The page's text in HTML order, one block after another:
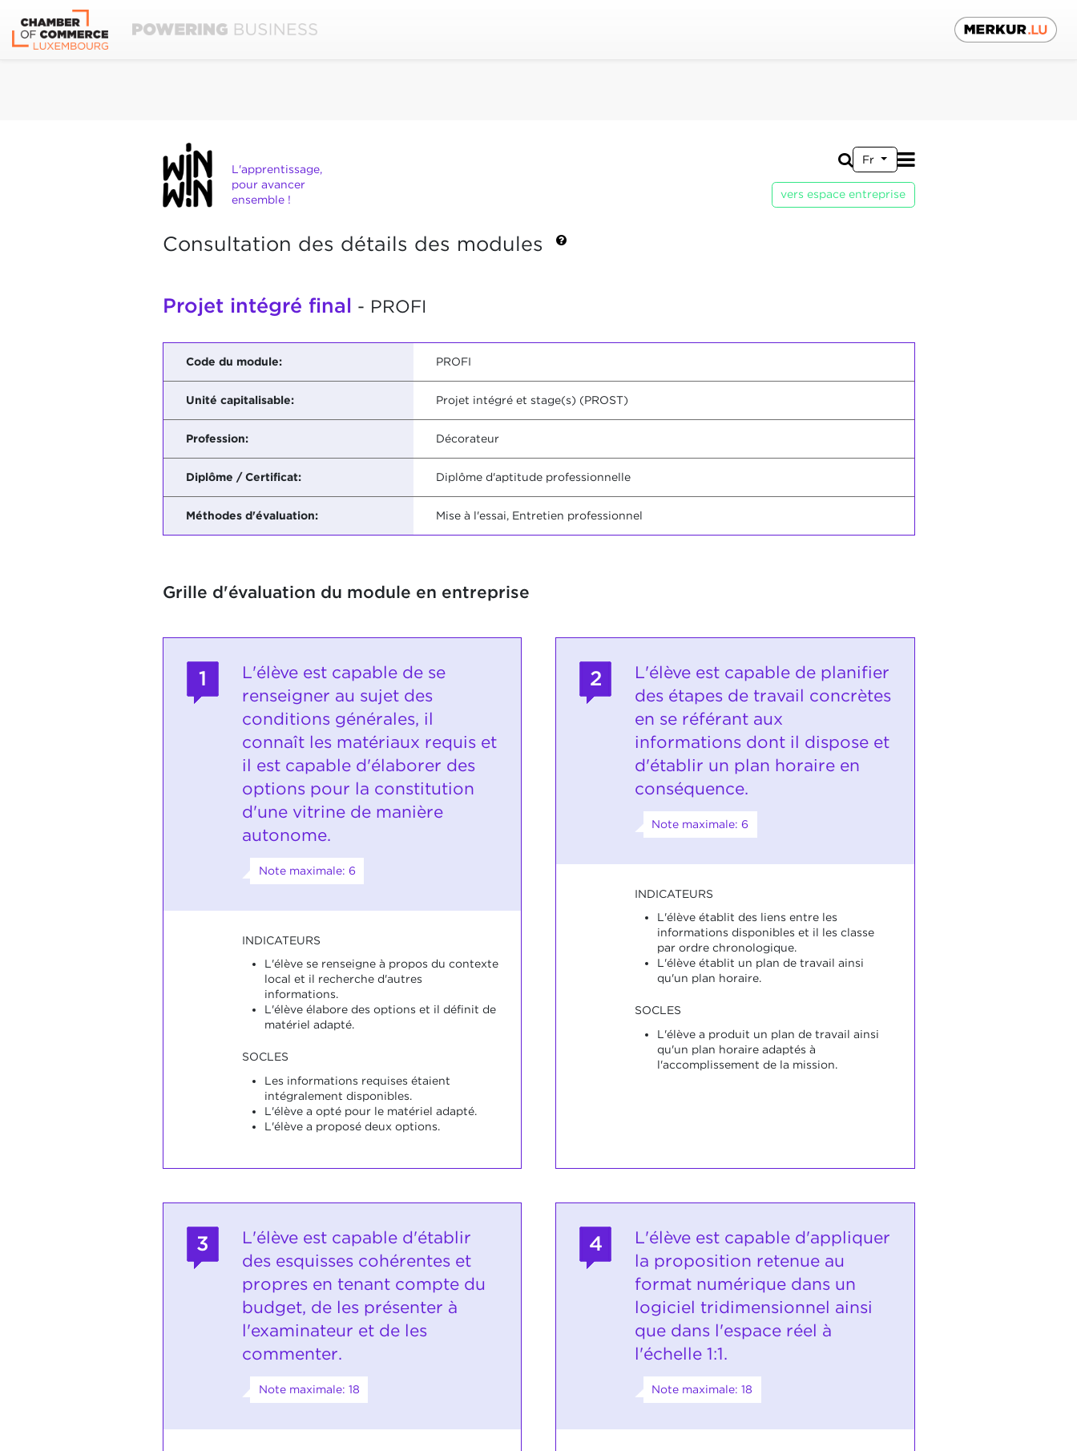
L'apprentissage,
pour avancer
ensemble !
Fr
vers espace entreprise
Consultation des détails des modules
Projet intégré final - PROFI
Code du module: PROFI
Unité capitalisable: Projet intégré et stage(s) (PROST)
Profession: Décorateur
Diplôme / Certificat: Diplôme d'aptitude professionnelle
Méthodes d'évaluation: Mise à l'essai, Entretien professionnel
Grille d'évaluation du module en entreprise
1
L'élève est capable de se
renseigner au sujet des
conditions générales, il
connaît les matériaux requis et
il est capable d'élaborer des
options pour la constitution
d'une vitrine de manière
autonome.
Note maximale: 6
INDICATEURS
L'élève se renseigne à propos du contexte
local et il recherche d'autres
informations.
L'élève élabore des options et il définit de
matériel adapté.
SOCLES
Les informations requises étaient
intégralement disponibles.
L'élève a opté pour le matériel adapté.
L'élève a proposé deux options.
2
L'élève est capable de planifier
des étapes de travail concrètes
en se référant aux
informations dont il dispose et
d'établir un plan horaire en
conséquence.
Note maximale: 6
INDICATEURS
L'élève établit des liens entre les
informations disponibles et il les classe
par ordre chronologique.
L'élève établit un plan de travail ainsi
qu'un plan horaire.
SOCLES
L'élève a produit un plan de travail ainsi
qu'un plan horaire adaptés à
l'accomplissement de la mission.
3
L'élève est capable d'établir
des esquisses cohérentes et
propres en tenant compte du
budget, de les présenter à
l'examinateur et de les
commenter.
Note maximale: 18
4
L'élève est capable d'appliquer
la proposition retenue au
format numérique dans un
logiciel tridimensionnel ainsi
que dans l'espace réel à
l'échelle 1:1.
Note maximale: 18